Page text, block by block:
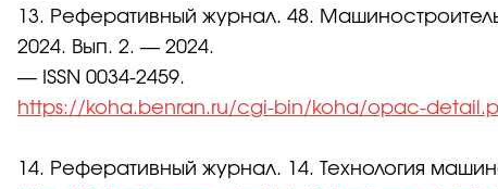
13. Реферативный журнал. 48.
2024. Вып. 2. — 2024.
— ISSN 0034-2459.
https://koha.benran.ru/cgi-bin/koha/opac-
14. Реферативный журнал. 14. Технология